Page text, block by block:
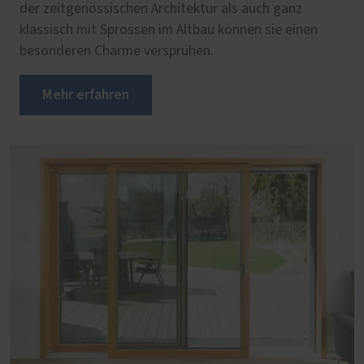
der zeitgenössischen Architektur als auch ganz
klassisch mit Sprossen im Altbau können sie einen
besonderen Charme versprühen.
Mehr erfahren